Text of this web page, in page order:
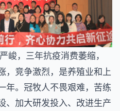
峻，三年抗疫消费萎缩，
，竞争激烈，是养殖业和上
年。冠牧人不畏艰难，苦练
、加大研发投入、改进生产